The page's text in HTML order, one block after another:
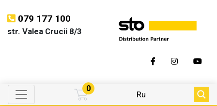
079 177 100
str. Valea Crucii 8/3
0
Ru